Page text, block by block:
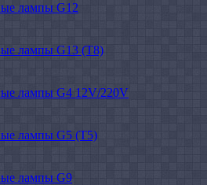
лампы G12
лампы G13 (T8)
лампы G4 12V/220V
лампы G5 (T5)
лампы G9